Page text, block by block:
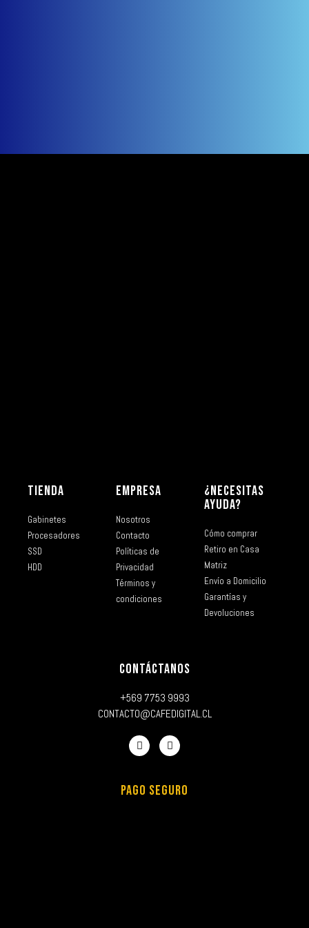
TIENDA
Gabinetes
Procesadores
SSD
HDD
EMPRESA
Nosotros
Contacto
Políticas de
Privacidad
Términos y
condiciones
¿NECESITAS
AYUDA?
Cómo comprar
Retiro en Casa
Matriz
Envío a Domicilio
Garantías y
Devoluciones
CONTÁCTANOS
+569 7753 9993
CONTACTO@CAFEDIGITAL.CL
PAGO SEGURO